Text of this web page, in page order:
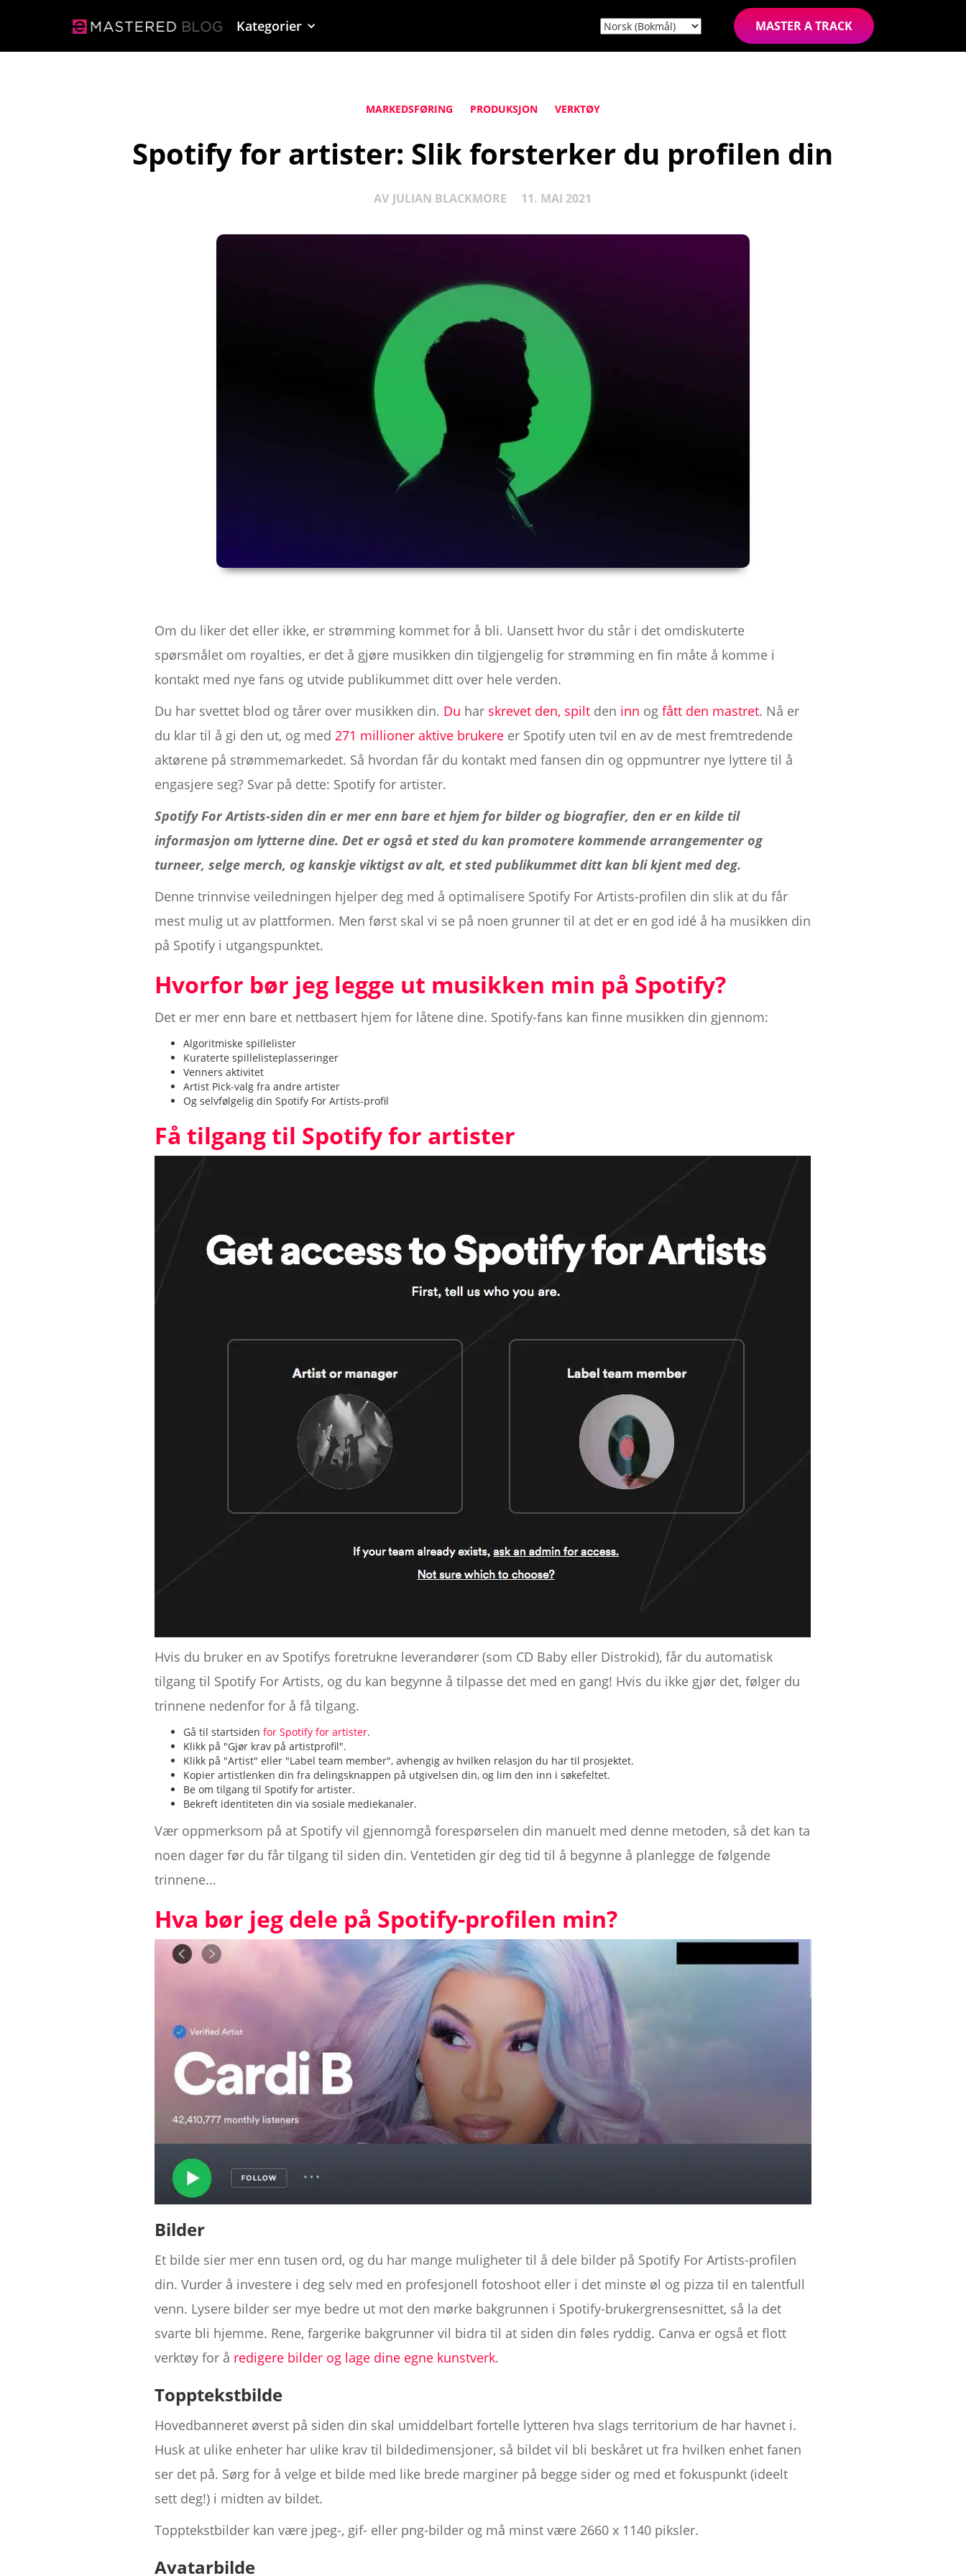
Kategorier MASTER A TRACK
MARKEDSFØRING PRODUKSJON VERKTØY
Spotify for artister: Slik forsterker du profilen din
AV JULIAN BLACKMORE 11. MAI 2021
Om du liker det eller ikke, er strømming kommet for å bli. Uansett hvor du står i det omdiskuterte
spørsmålet om royalties, er det å gjøre musikken din tilgjengelig for strømming en fin måte å komme i
kontakt med nye fans og utvide publikummet ditt over hele verden.
Du har svettet blod og tårer over musikken din. Du har skrevet den, spilt den inn ogfått den mastret. Nå er
du klar til å gi den ut, og med271 millioner aktive brukere er Spotify uten tvil en av de mest fremtredende
aktørene på strømmemarkedet. Så hvordan får du kontakt med fansen din og oppmuntrer nye lyttere til å
engasjere seg? Svar på dette: Spotify for artister.
Spotify For Artists-siden din er mer enn bare et hjem for bilder og biografier, den er en kilde til
informasjon om lytterne dine. Det er også et sted du kan promotere kommende arrangementer og
turneer, selge merch, og kanskje viktigst av alt, et sted publikummet ditt kan bli kjent med deg.
Denne trinnvise veiledningen hjelper deg med å optimalisere Spotify For Artists-profilen din slik at du får
mest mulig ut av plattformen. Men først skal vi se på noen grunner til at det er en god idé å ha musikken din
på Spotify i utgangspunktet.
Hvorfor bør jeg legge ut musikken min på Spotify?
Det er mer enn bare et nettbasert hjem for låtene dine. Spotify-fans kan finne musikken din gjennom:
Algoritmiske spillelister
Kuraterte spillelisteplasseringer
Venners aktivitet
Artist Pick-valg fra andre artister
Og selvfølgelig din Spotify For Artists-profil
Få tilgang til Spotify for artister
Hvis du bruker en av Spotifys foretrukne leverandører (som CD Baby eller Distrokid), får du automatisk
tilgang til Spotify For Artists, og du kan begynne å tilpasse det med en gang! Hvis du ikke gjør det, følger du
trinnene nedenfor for å få tilgang.
Gå til startsidenfor Spotify for artister.
Klikk på "Gjør krav på artistprofil".
Klikk på "Artist" eller "Label team member", avhengig av hvilken relasjon du har til prosjektet.
Kopier artistlenken din fra delingsknappen på utgivelsen din, og lim den inn i søkefeltet.
Be om tilgang til Spotify for artister.
Bekreft identiteten din via sosiale mediekanaler.
Vær oppmerksom på at Spotify vil gjennomgå forespørselen din manuelt med denne metoden, så det kan ta
noen dager før du får tilgang til siden din. Ventetiden gir deg tid til å begynne å planlegge de følgende
trinnene...
Hva bør jeg dele på Spotify-profilen min?
Bilder
Et bilde sier mer enn tusen ord, og du har mange muligheter til å dele bilder på Spotify For Artists-profilen
din. Vurder å investere i deg selv med en profesjonell fotoshoot eller i det minste øl og pizza til en talentfull
venn. Lysere bilder ser mye bedre ut mot den mørke bakgrunnen i Spotify-brukergrensesnittet, så la det
svarte bli hjemme. Rene, fargerike bakgrunner vil bidra til at siden din føles ryddig. Canva er også et flott
verktøy for å redigere bilder og lage dine egne kunstverk.
Topptekstbilde
Hovedbanneret øverst på siden din skal umiddelbart fortelle lytteren hva slags territorium de har havnet i.
Husk at ulike enheter har ulike krav til bildedimensjoner, så bildet vil bli beskåret ut fra hvilken enhet fanen
ser det på. Sørg for å velge et bilde med like brede marginer på begge sider og med et fokuspunkt (ideelt
sett deg!) i midten av bildet.
Topptekstbilder kan være jpeg-, gif- eller png-bilder og må minst være 2660 x 1140 piksler.
Avatarbilde